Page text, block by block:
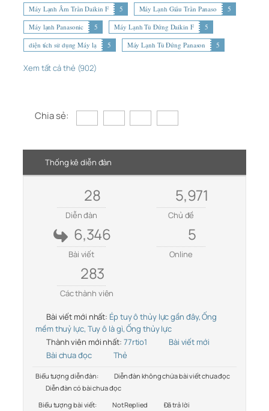
Máy Lạnh Âm Trần Daikin F
5 Máy Lạnh Giấu Trần Panaso
5
Máy lạnh Panasonic
5 Máy Lạnh Tủ Đứng Daikin F
5
diện tích sử dụng Máy lạ
5 Máy Lạnh Tủ Đứng Panason 5
Xem tất cả thẻ (902)
Chia sẻ:
Thống kê diễn đàn
28
Diễn đàn
5,971
Chủ đề
6,346
Bài viết
5
Online
283
Các thành viên
Bài viết mới nhất: Ép tuy ô thủy lực gần đây, Ống
mềm thuỷ lực, Tuy ô là gì, Ống thủy lực
Thành viên mới nhất: 77rtio1
Bài viết mới
Bài chưa đọc
Thẻ
Biểu tượng diễn đàn:
Diễn đàn không chứa bài viết chưa đọc
Diễn đàn có bài chưa đọc
Biểu tượng bài viết:
Not Replied Đã trả lời